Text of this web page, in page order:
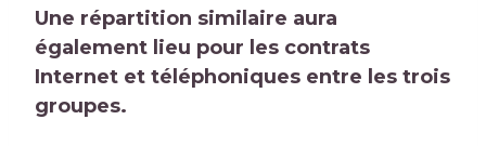
Une répartition similaire aura
également lieu pour les contrats
Internet et téléphoniques entre les trois
groupes.